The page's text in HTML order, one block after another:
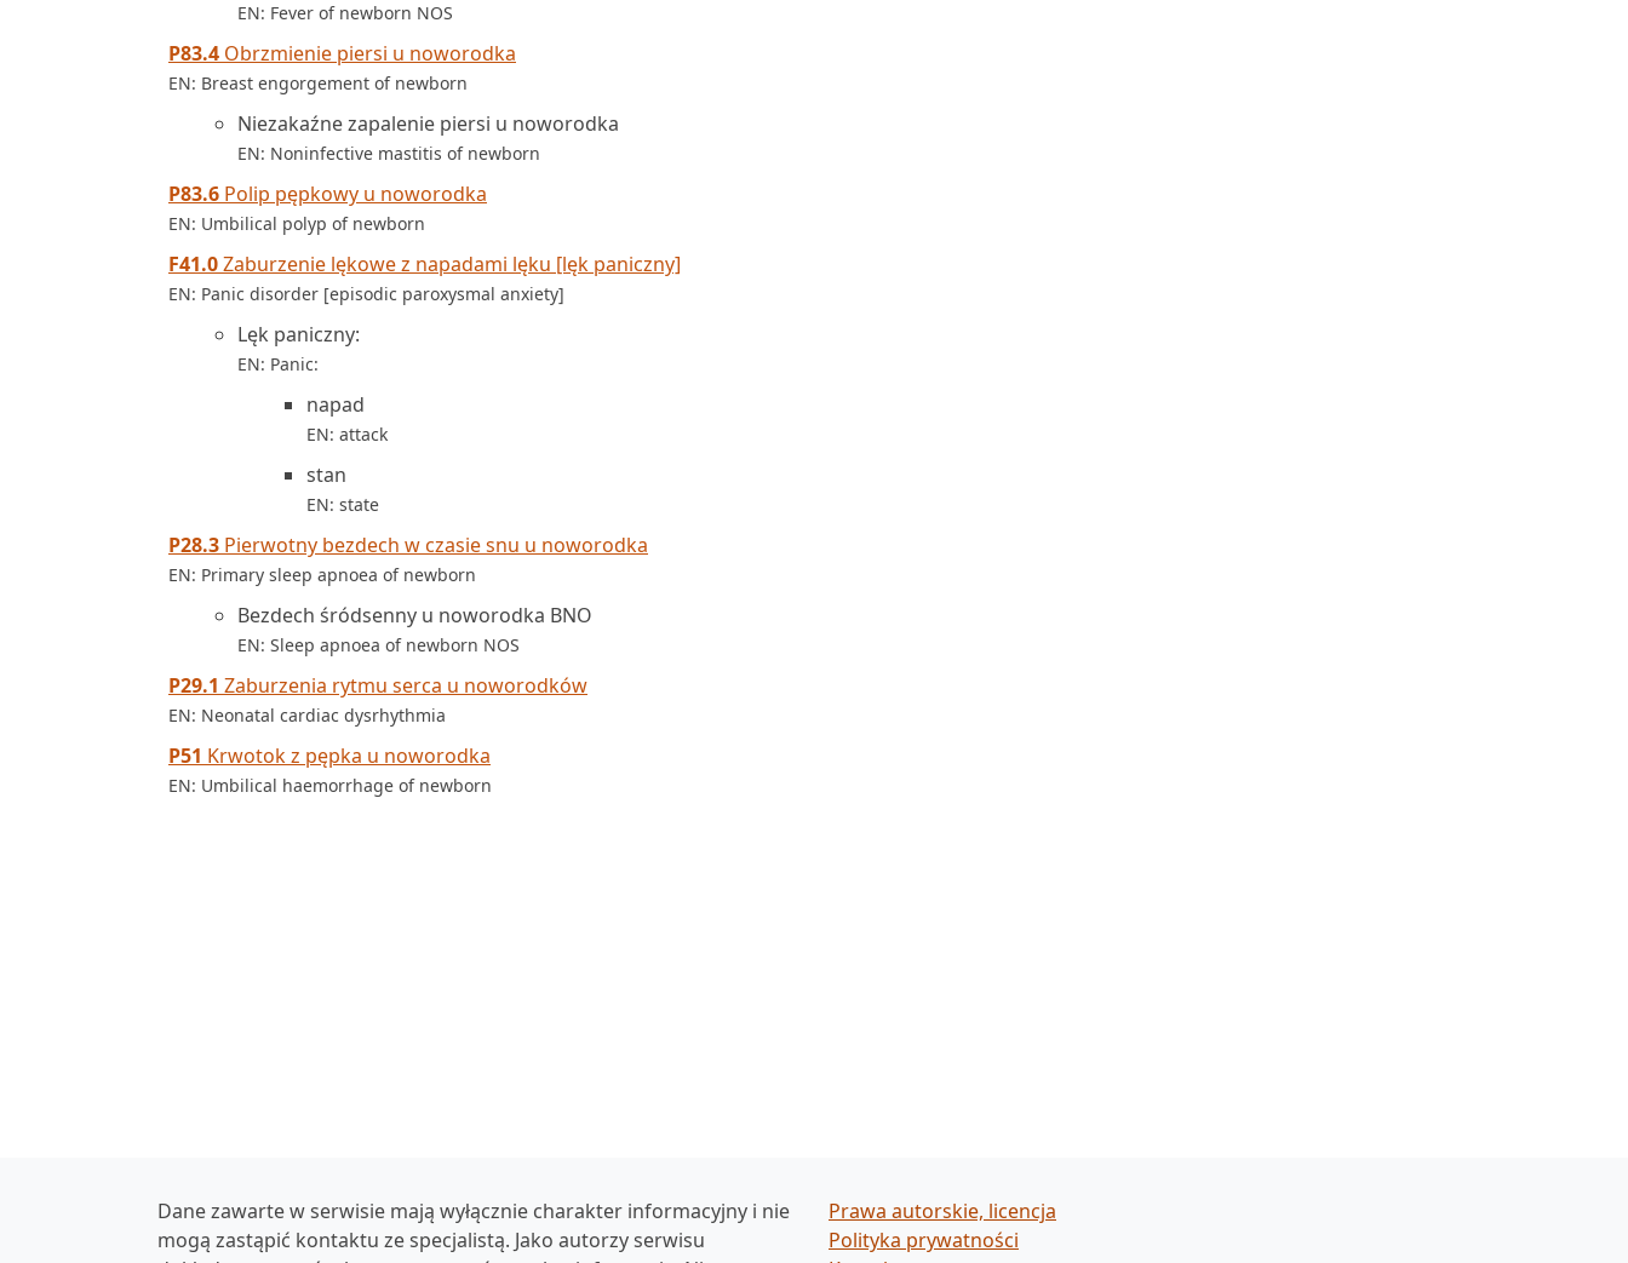
EN: Fever of newborn NOS
P83.4 Obrzmienie piersi u noworodka
EN: Breast engorgement of newborn
Niezakaźne zapalenie piersi u noworodka
EN: Noninfective mastitis of newborn
P83.6 Polip pępkowy u noworodka
EN: Umbilical polyp of newborn
F41.0Zaburzenie lękowe z napadami lęku [lęk paniczny]
EN: Panic disorder [episodic paroxysmal anxiety]
Lęk paniczny:
EN: Panic:
napad
EN: attack
stan
EN: state
P28.3 Pierwotny bezdech w czasie snu u noworodka
EN: Primary sleep apnoea of newborn
Bezdech śródsenny u noworodka BNO
EN: Sleep apnoea of newborn NOS
P29.1 Zaburzenia rytmu serca u noworodków
EN: Neonatal cardiac dysrhythmia
P51 Krwotok z pępka u noworodka
EN: Umbilical haemorrhage of newborn
Dane zawarte w serwisie mają wyłącznie charakter informacyjny i nie
mogą zastąpić kontaktu ze specjalistą. Jako autorzy serwisu
Prawa autorskie, licencja
Polityka prywatności